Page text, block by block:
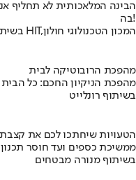
הבינה המלאכותית לא תחליף
בה!
בשיתוף HIT,המכון הטכנולוגי חולון
מהפכת הרובוטיקה לבית
מהפכת הניקיון החכם: כל
בשיתוף רונלייט
הטעויות שיחתכו לכם את
ממשיכת כספים ועד חוסר
בשיתוף מנורה מבטחים